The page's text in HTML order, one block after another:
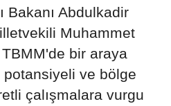
Bakanı Abdulkadir
Muhammet
bir araya
potansiyeli ve bölge
çalışmalara vurgu